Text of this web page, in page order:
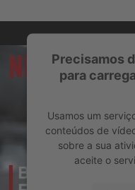
Precisamos
para
Usamos um
conteúdos de
sobre a sua
aceite o